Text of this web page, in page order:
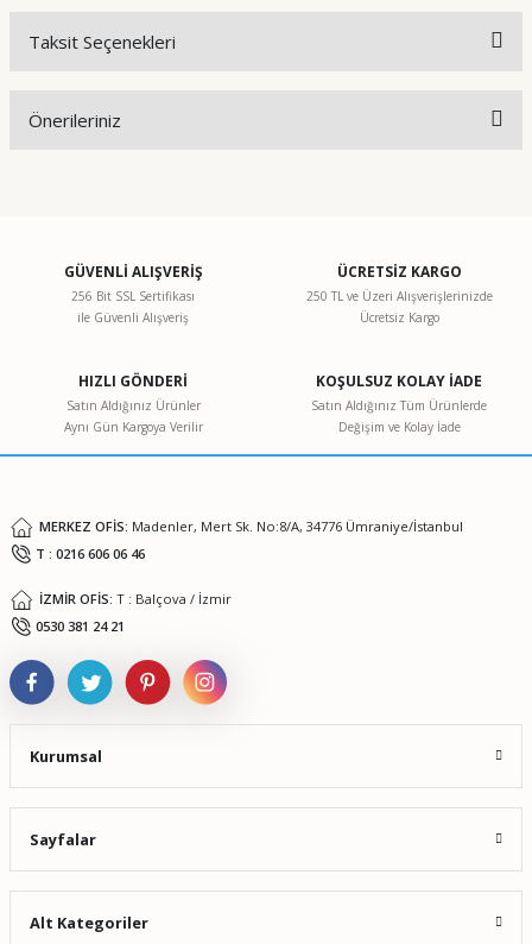
Taksit Seçenekleri
Önerileriniz
Görüş ve önerileriniz için teşekkür ederiz.
Ürün resmi kalitesiz, bozuk veya görüntülenemiyor.
Ürün bilgilerinde hatalar bulunuyor.
Ürün fiyatı diğer sitelerden daha pahalı.
GÜVENLİ ALIŞVERİŞ
256 Bit SSL Sertifikası
ile Güvenli Alışveriş
ÜCRETSİZ KARGO
250 TL ve Üzeri Alışverişlerinizde
Ücretsiz Kargo
HIZLI GÖNDERİ
Satın Aldığınız Ürünler
Aynı Gün Kargoya Verilir
KOŞULSUZ KOLAY İADE
Satın Aldığınız Tüm Ürünlerde
Değişim ve Kolay İade
MERKEZ OFİS: Madenler, Mert Sk. No:8/A, 34776 Ümraniye/İstanbul
T : 0216 606 06 46
İZMİR OFİS: T : Balçova / İzmir
0530 381 24 21
Kurumsal
Sayfalar
Alt Kategoriler